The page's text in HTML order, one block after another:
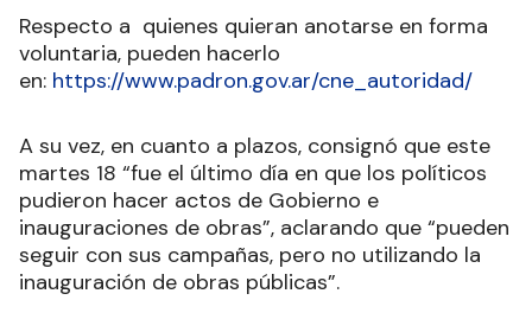
Respecto a quienes quieran anotarse en forma
voluntaria, pueden hacerlo
en: https://www.padron.gov.ar/cne_autoridad/
A su vez, en cuanto a plazos, consignó que este
martes 18 “fue el último día en que los políticos
pudieron hacer actos de Gobierno e
inauguraciones de obras”, aclarando que “pueden
seguir con sus campañas, pero no utilizando la
inauguración de obras públicas”.